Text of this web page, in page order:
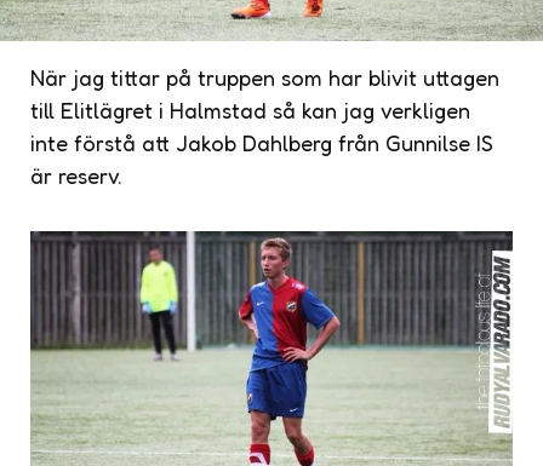
När jag tittar på truppen som har blivit uttagen
till Elitlägret i Halmstad så kan jag verkligen
inte förstå att Jakob Dahlberg från Gunnilse IS
är reserv.